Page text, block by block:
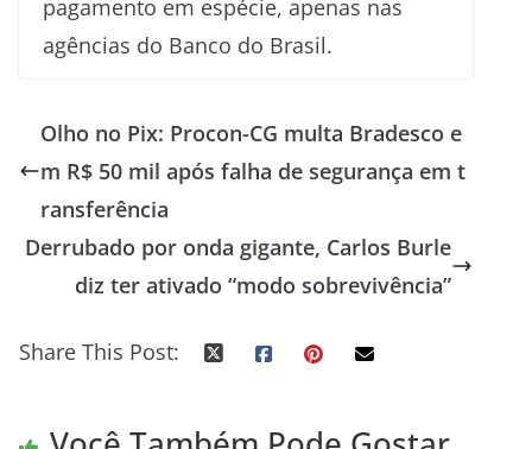
pagamento em espécie, apenas nas
agências do Banco do Brasil.
Olho no Pix: Procon-CG multa Bradesco e
m R$ 50 mil após falha de segurança em t
ransferência
Derrubado por onda gigante, Carlos Burle
diz ter ativado “modo sobrevivência”
Share This Post: